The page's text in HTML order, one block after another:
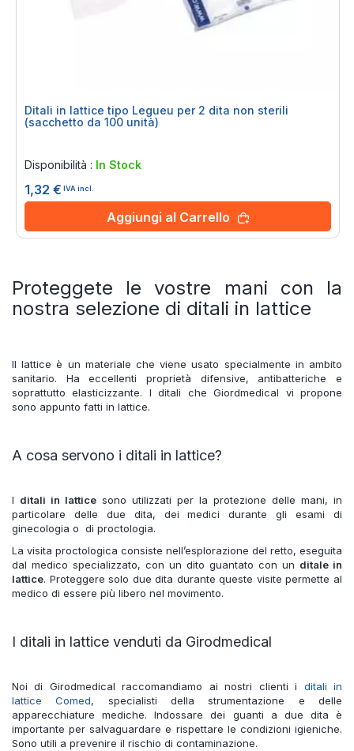
Ditali in lattice tipo Legueu per 2 dita non sterili
(sacchetto da 100 unità)
Disponibilità : In Stock
1,32 € IVA incl.
Aggiungi al Carrello
Proteggete le vostre mani con la
nostra selezione di ditali in lattice
Il lattice è un materiale che viene usato specialmente in ambito
sanitario. Ha eccellenti proprietà difensive, antibatteriche e
soprattutto elasticizzante. I ditali che Giordmedical vi propone
sono appunto fatti in lattice.
A cosa servono i ditali in lattice?
I ditali in lattice sono utilizzati per la protezione delle mani, in
particolare delle due dita, dei medici durante gli esami di
ginecologia o di proctologia.
La visita proctologica consiste nell’esplorazione del retto, eseguita
dal medico specializzato, con un dito guantato con un ditale in
lattice. Proteggere solo due dita durante queste visite permette al
medico di essere più libero nel movimento.
I ditali in lattice venduti da Girodmedical
Noi di Girodmedical raccomandiamo ai nostri clienti i ditali in
lattice Comed, specialisti della strumentazione e delle
apparecchiature mediche. Indossare dei guanti a due dita è
importante per salvaguardare e rispettare le condizioni igieniche.
Sono utili a prevenire il rischio di contaminazione.